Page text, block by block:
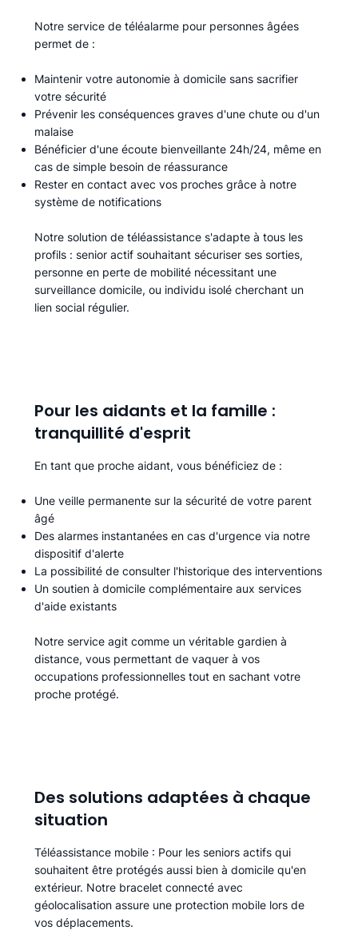
Notre service de téléalarme pour personnes âgées
permet de :​
Maintenir votre autonomie à domicile sans sacrifier
votre sécurité
Prévenir les conséquences graves d'une chute ou d'un
malaise
Bénéficier d'une écoute bienveillante 24h/24, même en
cas de simple besoin de réassurance
Rester en contact avec vos proches grâce à notre
système de notifications
Notre solution de téléassistance s'adapte à tous les
profils : senior actif souhaitant sécuriser ses sorties,
personne en perte de mobilité nécessitant une
surveillance domicile, ou individu isolé cherchant un
lien social régulier.
Pour les aidants et la famille :
tranquillité d'esprit
En tant que proche aidant, vous bénéficiez de :
Une veille permanente sur la sécurité de votre parent
âgé
Des alarmes instantanées en cas d'urgence via notre
dispositif d'alerte
La possibilité de consulter l'historique des interventions
Un soutien à domicile complémentaire aux services
d'aide existants
Notre service agit comme un véritable gardien à
distance, vous permettant de vaquer à vos
occupations professionnelles tout en sachant votre
proche protégé.
Des solutions adaptées à chaque
situation
Téléassistance mobile : Pour les seniors actifs qui
souhaitent être protégés aussi bien à domicile qu'en
extérieur. Notre bracelet connecté avec
géolocalisation assure une protection mobile lors de
vos déplacements.